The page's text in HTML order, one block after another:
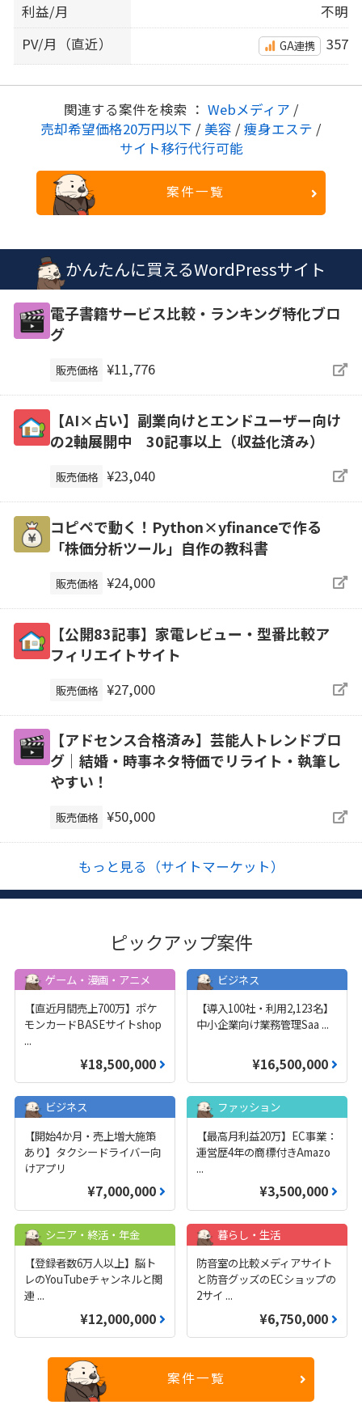
利益/月
不明
PV/月（直近）
GA連携 357
関連する案件を検索 ： Webメディア /
売却希望価格20万円以下 / 美容 / 痩身エステ /
サイト移行代行可能
案件一覧
かんたんに買えるWordPressサイト
電子書籍サービス比較・ランキング特化ブロ
グ
販売価格 ¥11,776
【AI×占い】副業向けとエンドユーザー向け
の2軸展開中 30記事以上（収益化済み）
販売価格 ¥23,040
コピペで動く！Python×yfinanceで作る
「株価分析ツール」自作の教科書
販売価格 ¥24,000
【公開83記事】家電レビュー・型番比較ア
フィリエイトサイト
販売価格 ¥27,000
【アドセンス合格済み】芸能人トレンドブロ
グ｜結婚・時事ネタ特価でリライト・執筆し
やすい！
販売価格 ¥50,000
もっと見る（サイトマーケット）
ピックアップ案件
ゲーム・漫画・アニメ
【直近月間売上700万】ポケ
モンカードBASEサイトshop
...
¥18,500,000
ビジネス
【導入100社・利用2,123名】
中小企業向け業務管理Saa ...
¥16,500,000
ビジネス
【開始4か月・売上増大施策
あり】タクシードライバー向
けアプリ
¥7,000,000
ファッション
【最高月利益20万】EC事業：
運営歴4年の商標付きAmazo
...
¥3,500,000
シニア・終活・年金
【登録者数6万人以上】脳ト
レのYouTubeチャンネルと関
連 ...
¥12,000,000
暮らし・生活
防音室の比較メディアサイト
と防音グッズのECショップの
2サイ ...
¥6,750,000
案件一覧